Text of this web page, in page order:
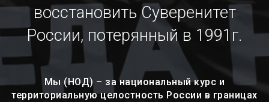
восстановить Суверенитет
России, потерянный в 1991г.
Мы (НОД) – за национальный курс и
территориальную целостность России в границах